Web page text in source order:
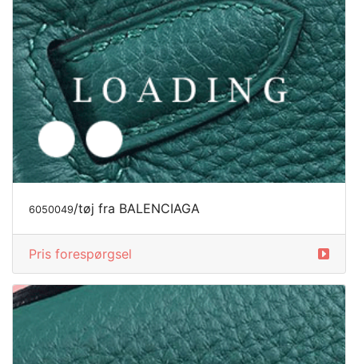
6050049/tøj fra BALENCIAGA
Pris forespørgsel